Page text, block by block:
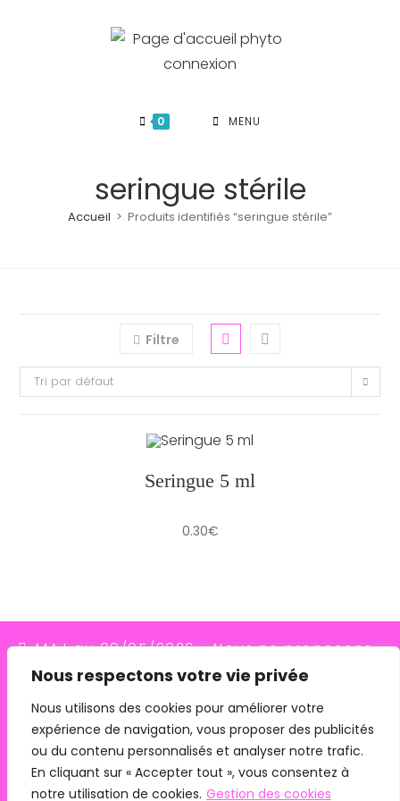
Nous respectons votre vie privée
Nous utilisons des cookies pour améliorer votre
expérience de navigation, vous proposer des publicités
ou du contenu personnalisés et analyser notre trafic.
En cliquant sur « Accepter tout », vous consentez à
notre utilisation de cookies. Gestion des cookies
MAJ au 09/05/2026 - Nous ne proposons
plus le transporteur Relais Colis (placés en
redressement judiciaire le 10/03/26, ils
n'assurent plus les livraisons depuis le
07/05/26). Pour les commandes avec
remise en main propre, merci de me
0 MENU
seringue stérile
Accueil > Produits identifiés “seringue stérile”
Filtre
Tri par défaut
Seringue 5 ml
0.30€